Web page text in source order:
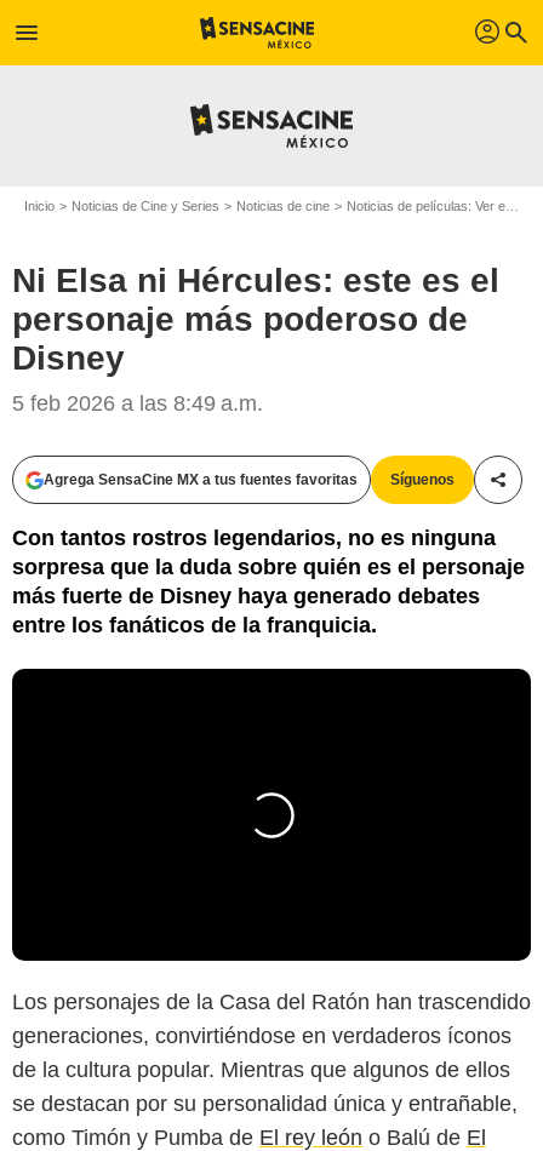
menu profil search
Inicio Noticias de Cine y Series Noticias de cine Noticias de películas: Ver en la web
Ni Elsa ni Hércules: este es el
personaje más poderoso de
Disney
5 feb 2026 a las 8:49 a.m.
Agrega SensaCine MX a tus fuentes favoritas Síguenos
Con tantos rostros legendarios, no es ninguna
sorpresa que la duda sobre quién es el personaje
más fuerte de Disney haya generado debates
entre los fanáticos de la franquicia.
Los personajes de la Casa del Ratón han trascendido
generaciones, convirtiéndose en verdaderos íconos
de la cultura popular. Mientras que algunos de ellos
se destacan por su personalidad única y entrañable,
como Timón y Pumba de El rey león o Balú de El